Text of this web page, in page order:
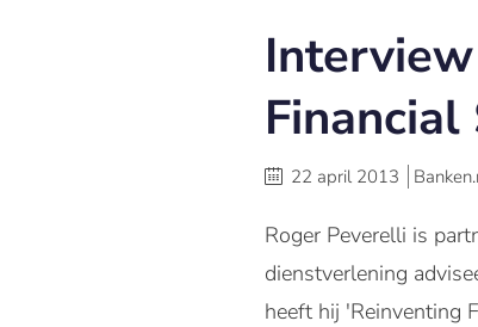
22 april 2013
Roger Peverelli is
dienstverlening
heeft hij 'Reinventing